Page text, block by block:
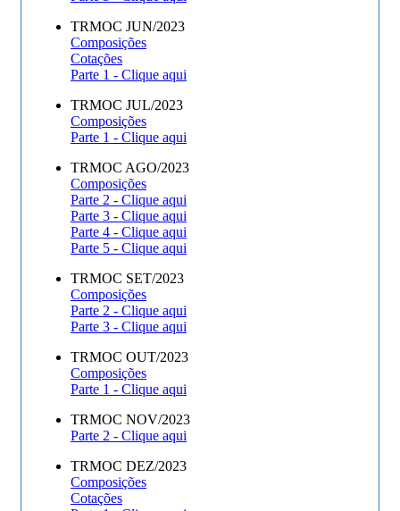
TRMOC JUN/2023
Composições
Cotações
Parte 1 - Clique aqui
TRMOC JUL/2023
Composições
Parte 1 - Clique aqui
TRMOC AGO/2023
Composições
Parte 2 - Clique aqui
Parte 3 - Clique aqui
Parte 4 - Clique aqui
Parte 5 - Clique aqui
TRMOC SET/2023
Composições
Parte 2 - Clique aqui
Parte 3 - Clique aqui
TRMOC OUT/2023
Composições
Parte 1 - Clique aqui
TRMOC NOV/2023
Parte 2 - Clique aqui
TRMOC DEZ/2023
Composições
Cotações